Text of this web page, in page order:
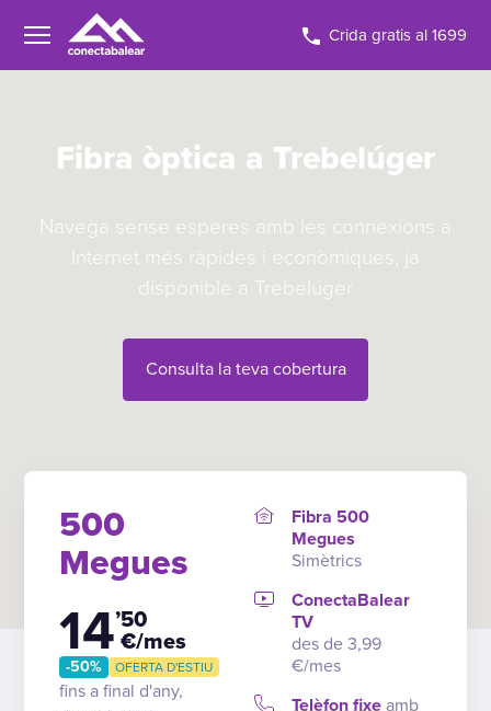
Crida gratis al 1699
Fibra òptica a Trebelúger
Navega sense esperes amb les connexions a
Internet més ràpides i econòmiques, ja
disponible a Trebelúger
Consulta la teva cobertura
500
Megues
14’50
€/mes
-50% OFERTA D'ESTIU
fins a final d'any,
Fibra 500
Megues
Simètrics
ConectaBalear
TV
des de 3,99
€/mes
Telèfon fixe amb